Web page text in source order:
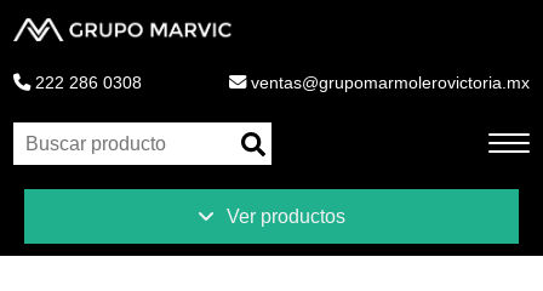
222 286 0308 ventas@grupomarmolerovictoria.mx
Ver productos